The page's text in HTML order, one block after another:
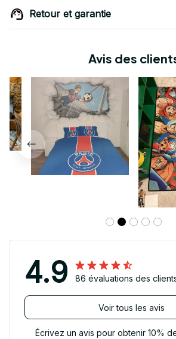
Retour et garantie
Avis des
4.9 86 évaluations des
Voir tous les avis
Écrivez un avis pour obtenir 10%